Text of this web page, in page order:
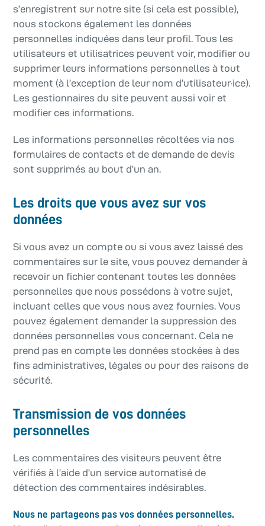
s’enregistrent sur notre site (si cela est possible),
nous stockons également les données
personnelles indiquées dans leur profil. Tous les
utilisateurs et utilisatrices peuvent voir, modifier ou
supprimer leurs informations personnelles à tout
moment (à l’exception de leur nom d’utilisateur·ice).
Les gestionnaires du site peuvent aussi voir et
modifier ces informations.
Les informations personnelles récoltées via nos
formulaires de contacts et de demande de devis
sont supprimés au bout d’un an.
Les droits que vous avez sur vos
données
Si vous avez un compte ou si vous avez laissé des
commentaires sur le site, vous pouvez demander à
recevoir un fichier contenant toutes les données
personnelles que nous possédons à votre sujet,
incluant celles que vous nous avez fournies. Vous
pouvez également demander la suppression des
données personnelles vous concernant. Cela ne
prend pas en compte les données stockées à des
fins administratives, légales ou pour des raisons de
sécurité.
Transmission de vos données
personnelles
Les commentaires des visiteurs peuvent être
vérifiés à l’aide d’un service automatisé de
détection des commentaires indésirables.
Nous ne partageons pas vos données personnelles.